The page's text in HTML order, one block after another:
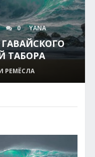
0 YANA
ТАБОРА
РЕМЁСЛА